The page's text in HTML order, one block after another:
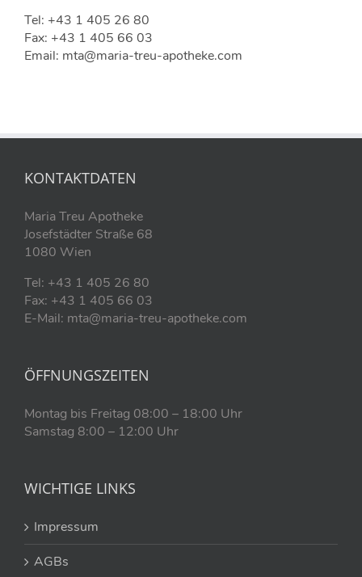
Tel: +43 1 405 26 80
Fax: +43 1 405 66 03
Email: mta@maria-treu-apotheke.com
KONTAKTDATEN
Maria Treu Apotheke
Josefstädter Straße 68
1080 Wien
Tel: +43 1 405 26 80
Fax: +43 1 405 66 03
E-Mail: mta@maria-treu-apotheke.com
ÖFFNUNGSZEITEN
Montag bis Freitag 08:00 – 18:00 Uhr
Samstag 8:00 – 12:00 Uhr
WICHTIGE LINKS
Impressum
AGBs